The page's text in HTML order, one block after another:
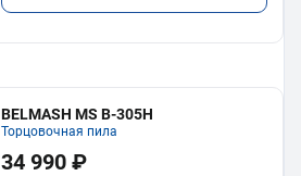
BELMASH MS B-305H
Торцовочная пила
34 990 ₽